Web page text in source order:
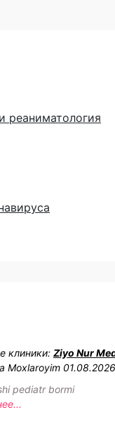
реаниматология
клиники: Ziyo Nur
Moxlaroyim
pediatr bormi